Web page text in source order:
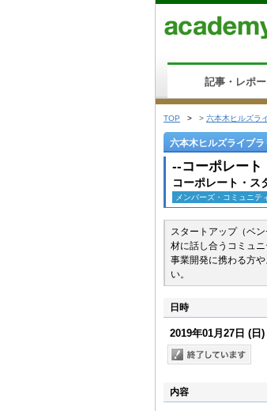
記事・レポー
TOP > > 六本木ヒルズラ
六本木ヒルズライブラ
--コーポレート
コーポレート・
メンバーズ・コミュニテ
スタートアップ（ベ
材に話し合うコミュ
事業開発に携わる方
い。
日時
2019年01月27日 (日)
内容